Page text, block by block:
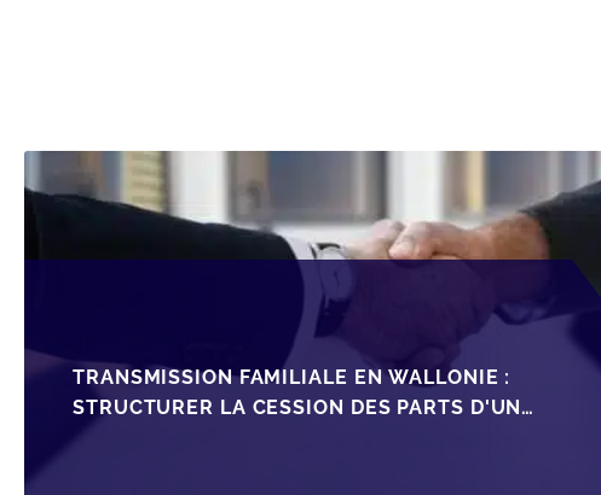
TRANSMISSION FAMILIALE EN WALLONIE :
STRUCTURER LA CESSION DES PARTS D'UNE
SRL